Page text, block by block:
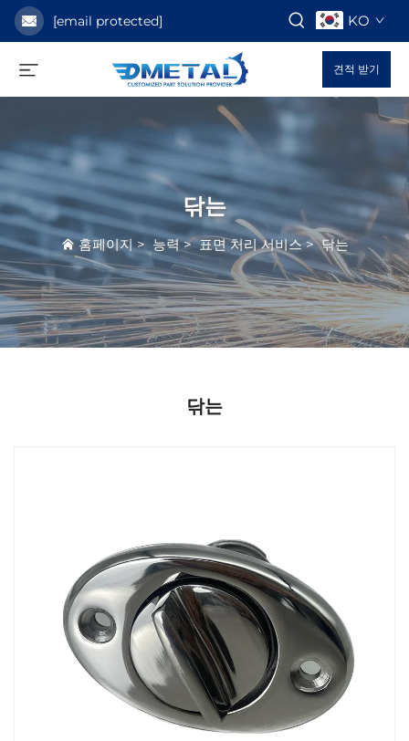
[email protected] KO
견적 받기
닦는
홈페이지> 능력>표면 처리 서비스>닦는
닦는